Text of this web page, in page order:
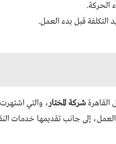
الحركة.
التكلفة قبل بدء العمل.
القاهرةشركة المختار، والتي اشتهرت
إلى جانب تقديمها خدمات